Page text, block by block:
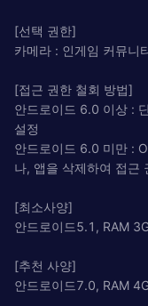
[선택 권한]
카메라 : 인게임 커뮤니
[접근 권한 철회 방법]
안드로이드 6.0 이상 :
설정
안드로이드 6.0 미만 :
나, 앱을 삭제하여 접근
[최소사양]
안드로이드5.1, RAM
[추천 사양]
안드로이드7.0, RAM